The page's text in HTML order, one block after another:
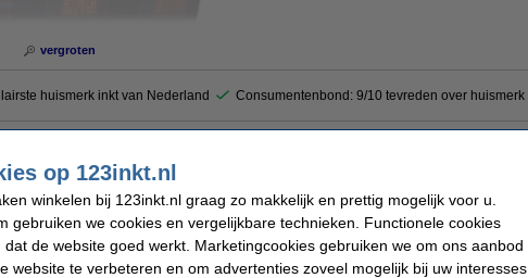
vergroten
huismerk inkt van Nederland Consumentenbond: 9/10 tevreden over huismerk
50 ml
op 123inkt.nl
winkelen bij 123inkt.nl graag zo makkelijk en prettig mogelijk voor u.
gebruiken we cookies en vergelijkbare technieken. Functionele cookies
dat de website goed werkt. Marketingcookies gebruiken we om ons aanbod
website te verbeteren en om advertenties zoveel mogelijk bij uw interesses